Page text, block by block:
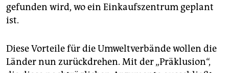
gefunden wird, wo ein Einkaufszentrum geplant
ist.
Diese Vorteile für die Umweltverbände wollen die
Länder nun zurückdrehen. Mit der „Präklusion“,